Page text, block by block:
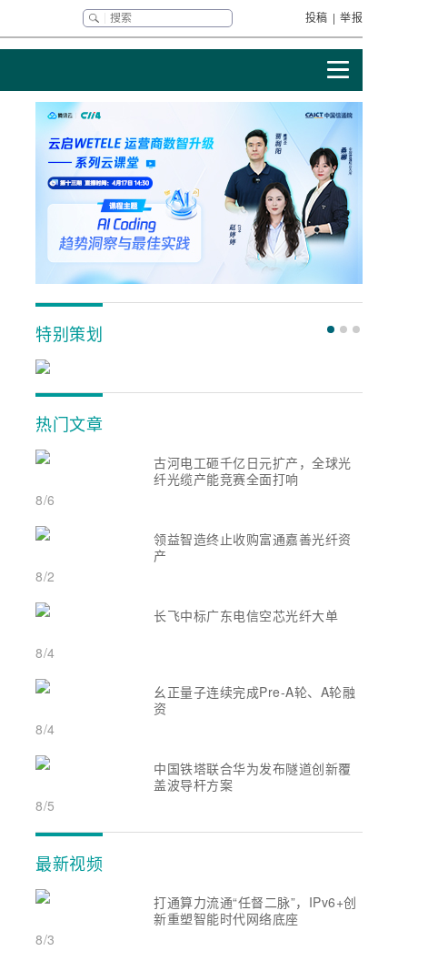
投稿 | 举报
特别策划
热门文章
古河电工砸千亿日元扩产，全球光
纤光缆产能竞赛全面打响
8/6
领益智造终止收购富通嘉善光纤资
产
8/2
长飞中标广东电信空芯光纤大单
8/4
幺正量子连续完成Pre-A轮、A轮融
资
8/4
中国铁塔联合华为发布隧道创新覆
盖波导杆方案
8/5
最新视频
打通算力流通“任督二脉”，IPv6+创
新重塑智能时代网络底座
8/3